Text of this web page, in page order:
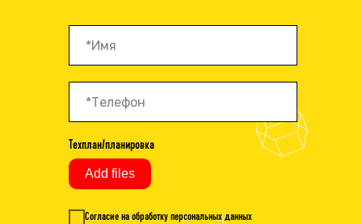
Техплан/планировка
Add files
Согласие на обработку персональных данных